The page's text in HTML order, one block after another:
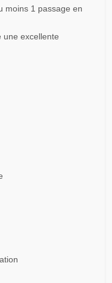
moins 1 passage en
une excellente